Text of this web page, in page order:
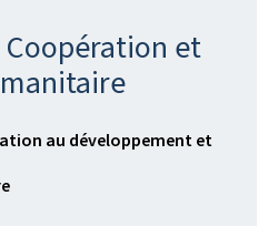
et
au développement et